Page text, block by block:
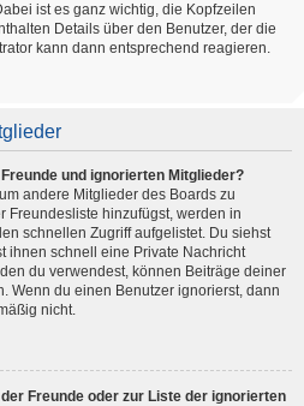
ist es ganz wichtig, die Kopfzeilen
Details über den Benutzer, der die
kann dann entsprechend reagieren.
und ignorierten Mitglieder?
andere Mitglieder des Boards zu
Freundesliste hinzufügst, werden in
schnellen Zugriff aufgelistet. Du siehst
ihnen schnell eine Private Nachricht
du verwendest, können Beiträge deiner
Wenn du einen Benutzer ignorierst, dann
nicht.
Freunde oder zur Liste der ignorierten